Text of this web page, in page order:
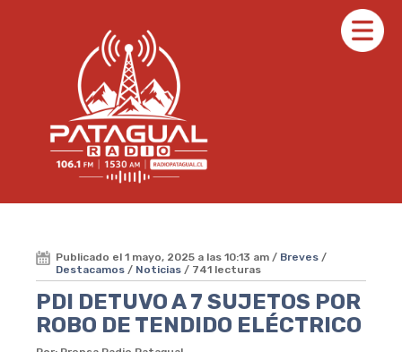
Publicado el 1 mayo, 2025 a las 10:13 am / Breves /
Destacamos / Noticias / 741 lecturas
PDI DETUVO A 7 SUJETOS POR
ROBO DE TENDIDO ELÉCTRICO